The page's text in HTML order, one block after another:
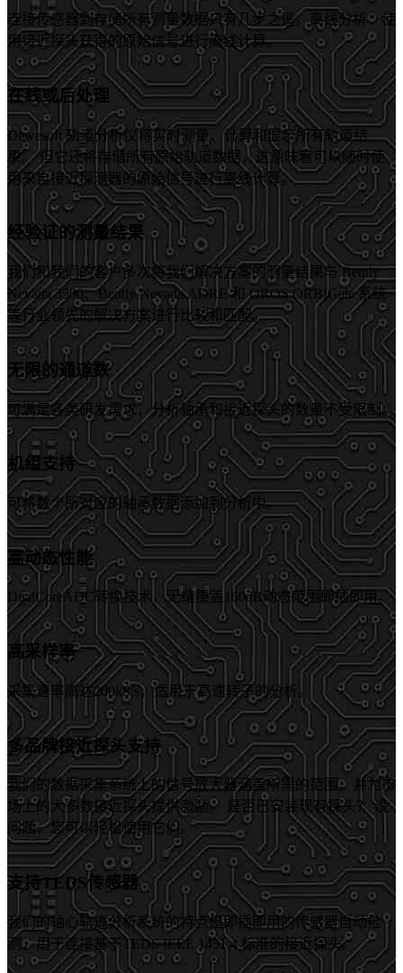
连接传感器到存储所有测量数据只有几步之遥。离线分析：使
用接近探头获得的原始信号进行离线计算。
在线或后处理
Dewesoft 轨道分析仪将实时测量、计算和显示所有轨道结
果。 但它还将存储所有原始轨道数据，这意味着可以随时使
用来自接近探测器的原始信号进行离线计算。
经验证的测量结果
我们和我们的客户多次将我们解决方案的测量结果与 Bently
Nevada 3500、Bently Nevada ADRE 和 OROS ORBIGate 系统
等行业领先的解决方案进行比较和匹配。
无限的通道数
可满足各类研发需求，分析轴承和接近探头的数量不受限制。
机组支持
可将数个所对应的轴承数据添加到分析中。
高动态性能
DualCoreADC转换技术，无缝覆盖160dB动态范围即插即用。
高采样率
采集速率高达200kS/s，适用于高速转子的分析。
多品牌接近探头支持
我们的数据采集系统上的信号放大器涵盖所需的范围，并为市
场上的大多数接近探头提供激励。 是否已安装现有探头？ 没
问题，您可以轻松使用它们。
支持TEDS传感器
我们的轴心轨迹分析系统的特点是即插即用的传感器自动检
测，用于连接基于TEDS IEEE 1451.4 标准的接近探头。